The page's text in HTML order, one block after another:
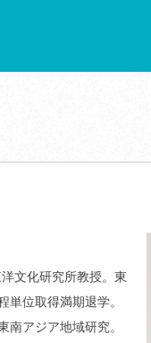
文化研究所教授。東
位取得満期退学。
アジア地域研究。